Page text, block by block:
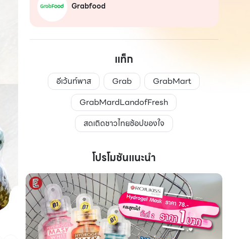
Grabfood
แท็ก
อีเว้นท์พาส Grab
GrabMart
GrabMardLandofFresh
สดเถิดชาวไทยช้อปของใจ
โปรโมชันแนะนำ